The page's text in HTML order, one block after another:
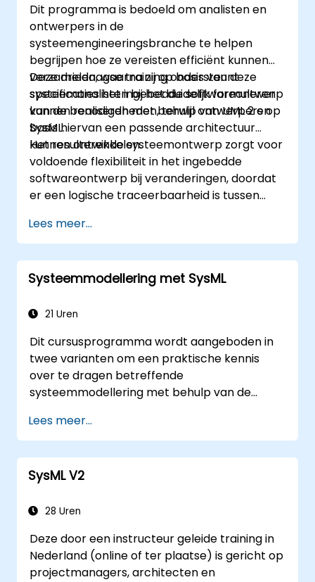
Dit programma is bedoeld om analisten en
ontwerpers in de
systeemengineeringsbranche te helpen
begrijpen hoe ze vereisten efficiënt kunnen
verzamelen, waarna zij op basis van deze
specificaties het ingebedde softwareontwerp
kunnen realiseren met behulp van UML 2 en
SysML.
Deze driedaagse training ondersteunt
systeemanalisten bij het duidelijk formuleren
van de benodigdheden, terwijl ontwerpers op
basis hiervan een passende architectuur
kunnen ontwikkelen.
Het resulterende systeemontwerp zorgt voor
voldoende flexibiliteit in het ingebedde
softwareontwerp bij veranderingen, doordat
er een logische traceerbaarheid is tussen
systeemfuncties en de keuzes van
eindgebruikers (gebruiksscenario’s) tot aan
het daadwerkelijke softwareniveau.
Lees meer...
Systeemmodellering met SysML
21 Uren
Dit cursusprogramma wordt aangeboden in
twee varianten om een praktische kennis
over te dragen betreffende
systeemmodellering met behulp van de
Modelling Language (SysML) zoals vastgesteld
door OMG. De notatie en de onderliggende
semantiek van SysML worden op een manier
uitgelegd die het mogelijk maakt voor
geschikte methode of tool voor
Lees meer...
SysML V2
28 Uren
Deze door een instructeur geleide training in
Nederland (online of ter plaatse) is gericht op
projectmanagers, architecten en